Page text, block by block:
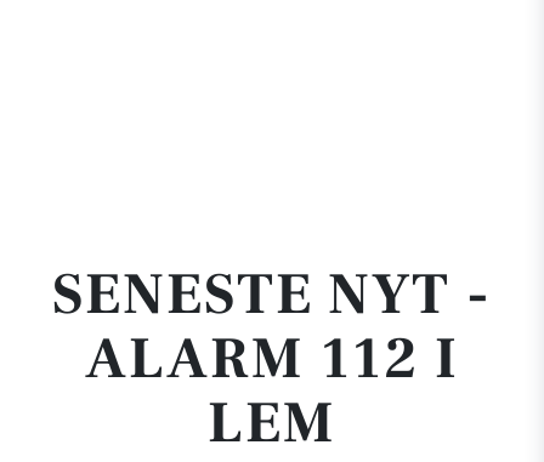
SENESTE NYT -
ALARM 112 I
LEM